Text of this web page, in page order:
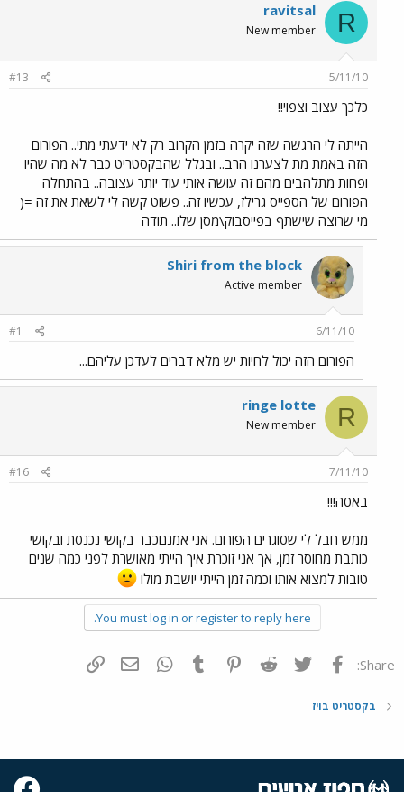
R
ravitsal
New member
5/11/10
#13
כלכך עצוב וצפוי!!
הייתה לי הרגשה שזה יקרה בזמן הקרוב רק לא ידעתי מתי.. הפורום
הזה באמת מת לצערנו הרב.. ובגלל שהבקסטריט כבר לא מה שהיו
ופחות מתלהבים מהם זה עושה אותי עוד יותר עצובה.. בהתחלה
הפורום של הספייס גרילז, עכשיו זה.. פשוט קשה לי לשאת את זה =(
מי שרוצה שישתף בפייסבוק\מסן שלו.. תודה
Shiri from the block
Active member
6/11/10
#1
הפורום הזה יכול לחיות יש מלא דברים לעדכן עליהם...
R
ringe lotte
New member
7/11/10
#16
באסה!!!
ממש חבל לי שסוגרים הפורום. אני אמנםכבר בקושי נכנסת ובקושי
כותבת מחוסר זמן, אך אני זוכרת איך הייתי מאושרת לפני כמה שנים
טובות למצוא אותו וכמה זמן הייתי יושבת מולו
You must log in or register to reply here.
Share: פייסבוק Twitter
Reddit
Pinterest
Tumblr
WhatsAppדואר אלקטרוני
בקסטריט בויז